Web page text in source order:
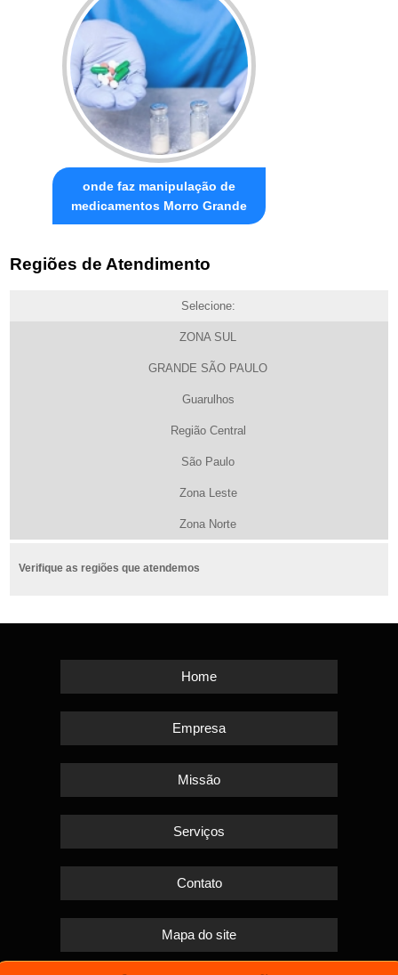
onde faz manipulação de
medicamentos Morro Grande
Regiões de Atendimento
Selecione:
ZONA SUL
GRANDE SÃO PAULO
Guarulhos
Região Central
São Paulo
Zona Leste
Zona Norte
Verifique as regiões que atendemos
Home
Empresa
Missão
Serviços
Contato
Mapa do site